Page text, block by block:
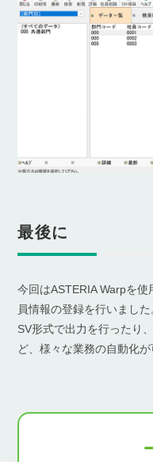
最後に
今回はASTERIA Warpを
員情報の登録を行いまし
SV形式で出力を行ったり
ど、様々な業務の自動化